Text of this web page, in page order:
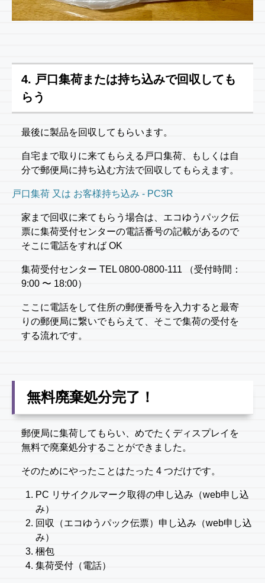
4. 戸口集荷または持ち込みで回収しても
らう
最後に製品を回収してもらいます。
自宅まで取りに来てもらえる戸口集荷、もしくは自
分で郵便局に持ち込む方法で回収してもらえます。
戸口集荷 又は お客様持ち込み - PC3R
家まで回収に来てもらう場合は、エコゆうパック伝
票に集荷受付センターの電話番号の記載があるので
そこに電話をすれば OK
集荷受付センター TEL 0800-0800-111 （受付時間：
9:00 〜 18:00）
ここに電話をして住所の郵便番号を入力すると最寄
りの郵便局に繋いでもらえて、そこで集荷の受付を
する流れです。
無料廃棄処分完了！
郵便局に集荷してもらい、めでたくディスプレイを
無料で廃棄処分することができました。
そのためにやったことはたった 4 つだけです。
PC リサイクルマーク取得の申し込み（web申し込
み）
回収（エコゆうパック伝票）申し込み（web申し込
み）
梱包
集荷受付（電話）